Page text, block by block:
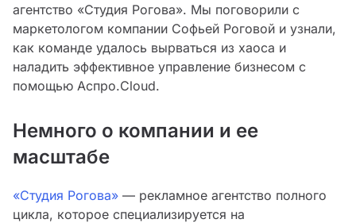
агентство «Студия Рогова». Мы поговорили с
маркетологом компании Софьей Роговой и узнали,
как команде удалось вырваться из хаоса и
наладить эффективное управление бизнесом с
помощью Аспро.Cloud.
Немного о компании и ее
масштабе
«Студия Рогова» — рекламное агентство полного
цикла, которое специализируется на